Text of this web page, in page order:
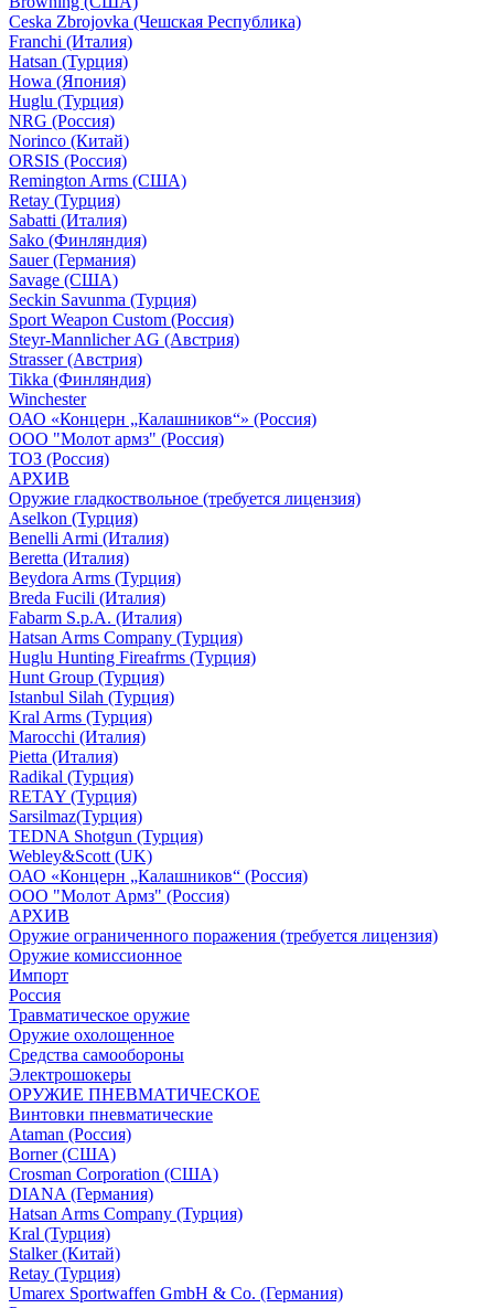
Ceska Zbrojovka (Чешская Республика)
Franchi (Италия)
Hatsan (Турция)
Howa (Япония)
Huglu (Турция)
NRG (Россия)
Norinco (Китай)
ORSIS (Россия)
Remington Arms (США)
Retay (Турция)
Sabatti (Италия)
Sako (Финляндия)
Sauer (Германия)
Savage (США)
Seckin Savunma (Турция)
Sport Weapon Custom (Россия)
Steyr-Mannlicher AG (Австрия)
Strasser (Австрия)
Tikka (Финляндия)
Winchester
ОАО «Концерн „Калашников“» (Россия)
ООО "Молот армз" (Россия)
ТОЗ (Россия)
АРХИВ
Оружие гладкоствольное (требуется лицензия)
Aselkon (Турция)
Benelli Armi (Италия)
Beretta (Италия)
Beydora Arms (Турция)
Breda Fucili (Италия)
Fabarm S.p.A. (Италия)
Hatsan Arms Company (Турция)
Huglu Hunting Fireafrms (Турция)
Hunt Group (Турция)
Istanbul Silah (Турция)
Kral Arms (Турция)
Marocchi (Италия)
Pietta (Италия)
Radikal (Турция)
RETAY (Турция)
Sarsilmaz(Турция)
TEDNA Shotgun (Турция)
Webley&Scott (UK)
ОАО «Концерн „Калашников“ (Россия)
ООО "Молот Армз" (Россия)
АРХИВ
Оружие ограниченного поражения (требуется лицензия)
Оружие комиссионное
Импорт
Россия
Травматическое оружие
Оружие охолощенное
Средства самообороны
Электрошокеры
ОРУЖИЕ ПНЕВМАТИЧЕСКОЕ
Винтовки пневматические
Ataman (Россия)
Borner (США)
Crosman Corporation (США)
DIANA (Германия)
Hatsan Arms Company (Турция)
Kral (Турция)
Stalker (Китай)
Retay (Турция)
Umarex Sportwaffen GmbH & Co. (Германия)